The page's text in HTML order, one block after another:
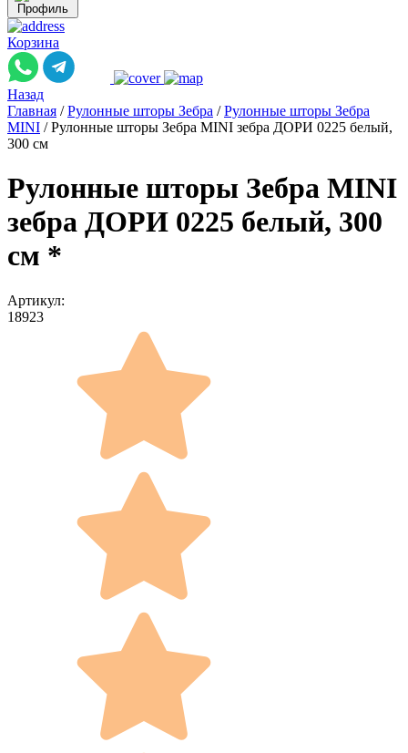
Профиль
Корзина
Назад
Главная / Рулонные шторы Зебра / Рулонные шторы Зебра
MINI / Рулонные шторы Зебра MINI зебра ДОРИ 0225 белый,
300 см
Рулонные шторы Зебра MINI
зебра ДОРИ 0225 белый, 300
см *
Артикул:
18923